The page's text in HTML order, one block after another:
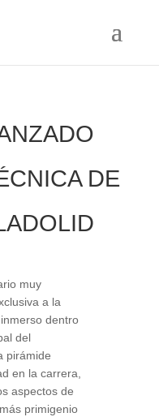
DE
muy
a la
dentro
del
pirámide
en la carrera,
aspectos de
primigenio